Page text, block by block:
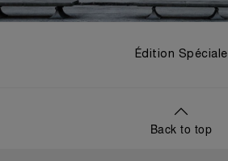
Édition Spéciale
Back to top